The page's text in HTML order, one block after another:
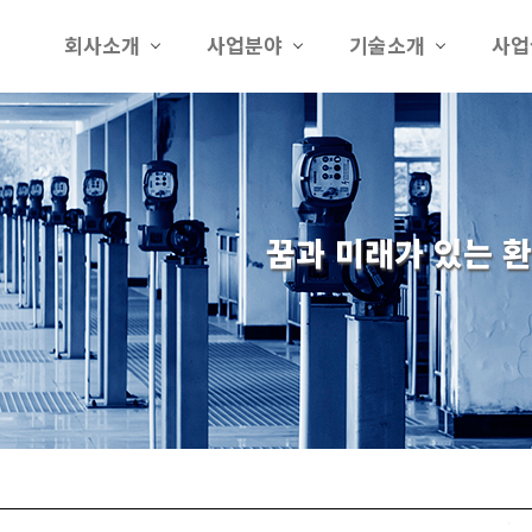
회사소개 사업분야 기술소개 사
꿈과 미래가 있는